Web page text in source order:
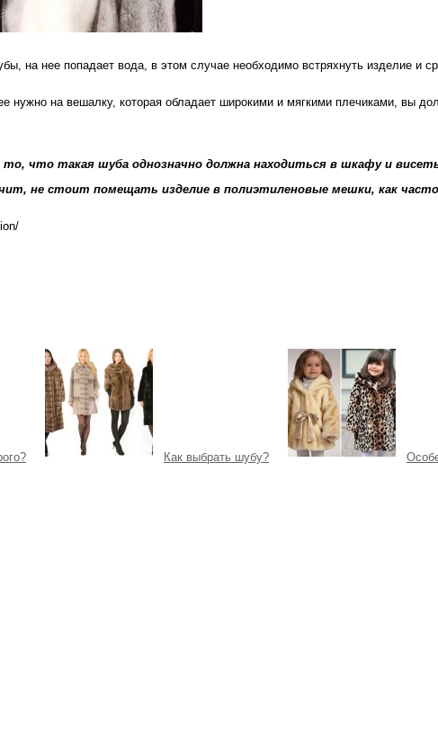
на нее попадает вода, в этом случае необходимо встряхнуть изделие и
нужно на вешалку, которая обладает широкими и мягкими плечиками, вы
что такая шуба однозначно должна находиться в шкафу и
не стоит помещать изделие в полиэтиленовые мешки, как
Как выбрать шубу?